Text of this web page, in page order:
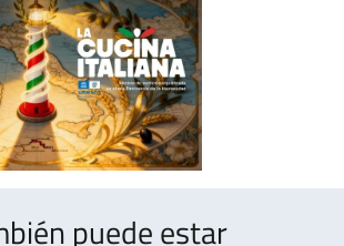
puede estar